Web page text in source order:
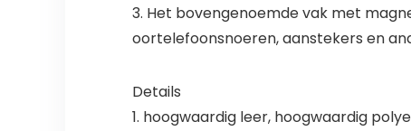
3. Het bovengenoemde vak met
oortelefoonsnoeren, aanstekers en
Details
1. hoogwaardig leer, hoogwaardig